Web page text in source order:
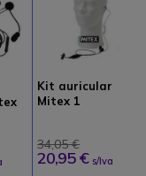
Kit auricular
Mitex 1
34,05 €
20,95 € s/Iva